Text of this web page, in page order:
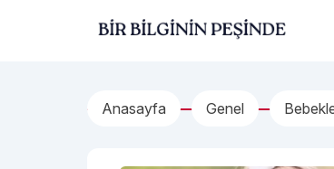
Bir Bilginin Peşinde!
Anasayfa Genel